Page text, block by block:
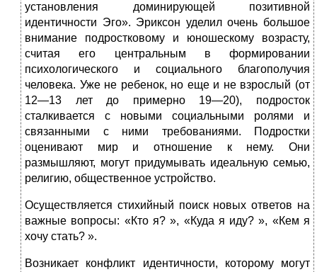
установления доминирующей позитивной
идентичности Эго». Эриксон уделил очень большое
внимание подростковому и юношескому возрасту,
считая его центральным в формировании
психологического и социального благополучия
человека. Уже не ребенок, но еще и не взрослый (от
12—13 лет до примерно 19—20), подросток
сталкивается с новыми социальными ролями и
связанными с ними требованиями. Подростки
оценивают мир и отношение к нему. Они
размышляют, могут придумывать идеальную семью,
религию, общественное устройство.
Осуществляется стихийный поиск новых ответов на
важные вопросы: «Кто я? », «Куда я иду? », «Кем я
хочу стать? ».
Возникает конфликт идентичности, которому могут